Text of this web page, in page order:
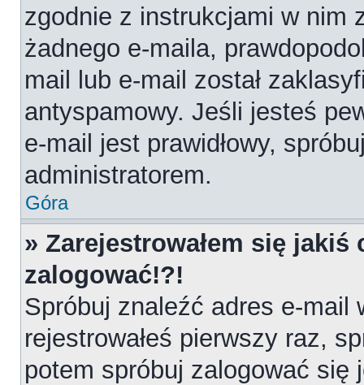
zgodnie z instrukcjami w nim
żadnego e-maila,
mail lub e-mail został
antyspamowy. Jeśli jesteś
e-mail jest prawidłowy,
administratorem.
Góra
» Zarejestrowałem się
zalogować!?!
Spróbuj znaleźć adres e-mail
rejestrowałeś pierwszy raz,
potem spróbuj zalogować